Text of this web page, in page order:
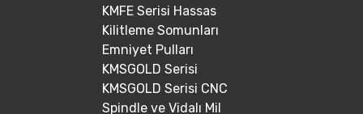
KMFE Serisi Hassas
Kilitleme Somunları
Emniyet Pulları
KMSGOLD Serisi
KMSGOLD Serisi CNC
Spindle ve Vidalı Mil